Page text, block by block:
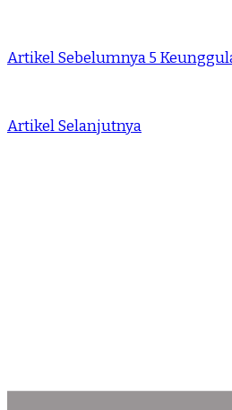
Artikel Sebelumnya5
Artikel Selanjutnya